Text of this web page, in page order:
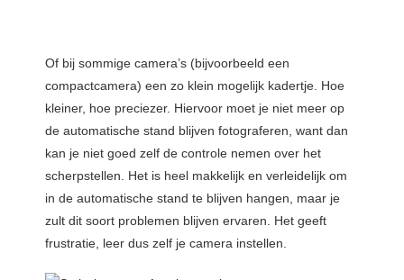
Of bij sommige camera’s (bijvoorbeeld een
compactcamera) een zo klein mogelijk kadertje. Hoe
kleiner, hoe preciezer. Hiervoor moet je niet meer op
de automatische stand blijven fotograferen, want dan
kan je niet goed zelf de controle nemen over het
scherpstellen. Het is heel makkelijk en verleidelijk om
in de automatische stand te blijven hangen, maar je
zult dit soort problemen blijven ervaren. Het geeft
frustratie, leer dus zelf je camera instellen.